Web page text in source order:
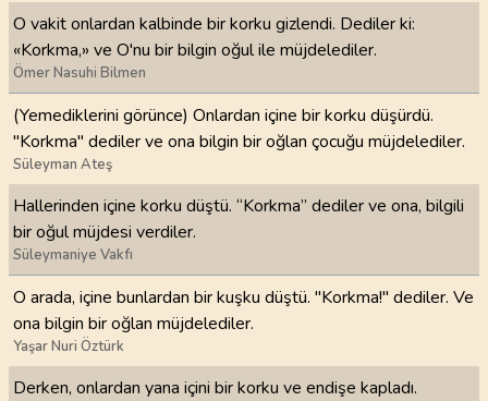
O vakit onlardan kalbinde bir korku gizlendi. Dediler ki:
«Korkma,» ve O'nu bir bilgin oğul ile müjdelediler.
Ömer Nasuhi Bilmen
(Yemediklerini görünce) Onlardan içine bir korku düşürdü.
"Korkma" dediler ve ona bilgin bir oğlan çocuğu müjdelediler.
Süleyman Ateş
Hallerinden içine korku düştü. “Korkma” dediler ve ona, bilgili
bir oğul müjdesi verdiler.
Süleymaniye Vakfı
O arada, içine bunlardan bir kuşku düştü. "Korkma!" dediler. Ve
ona bilgin bir oğlan müjdelediler.
Yaşar Nuri Öztürk
Derken, onlardan yana içini bir korku ve endişe kapladı.